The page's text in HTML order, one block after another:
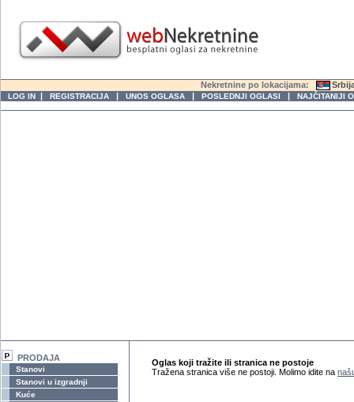
Nekretnine po lokacijama:
LOG IN | REGISTRACIJA | UNOS OGLASA | POSLEDNJI OGLASI | NAJČITANIJI
PRODAJA
Stanovi
Stanovi u izgradnji
Kuće
Oglas koji tražite ili stranica ne postoje
Tražena stranica više ne postoji. Molimo idite na